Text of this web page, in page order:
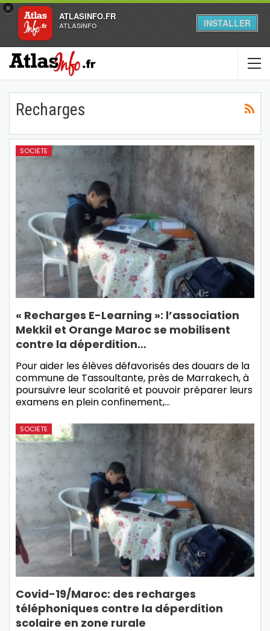
×
ATLASINFO.FR
ATLASINFO INSTALLER
Recharges
SOCIETE
« Recharges E-Learning »: l’association
Mekkil et Orange Maroc se mobilisent
contre la déperdition…
Pour aider les élèves défavorisés des douars de la
commune de Tassoultante, près de Marrakech, à
poursuivre leur scolarité et pouvoir préparer leurs
examens en plein confinement,…
SOCIETE
Covid-19/Maroc: des recharges
téléphoniques contre la déperdition
scolaire en zone rurale